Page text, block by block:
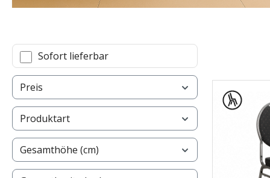
Sofort lieferbar
Preis
Produktart
Gesamthöhe (cm)